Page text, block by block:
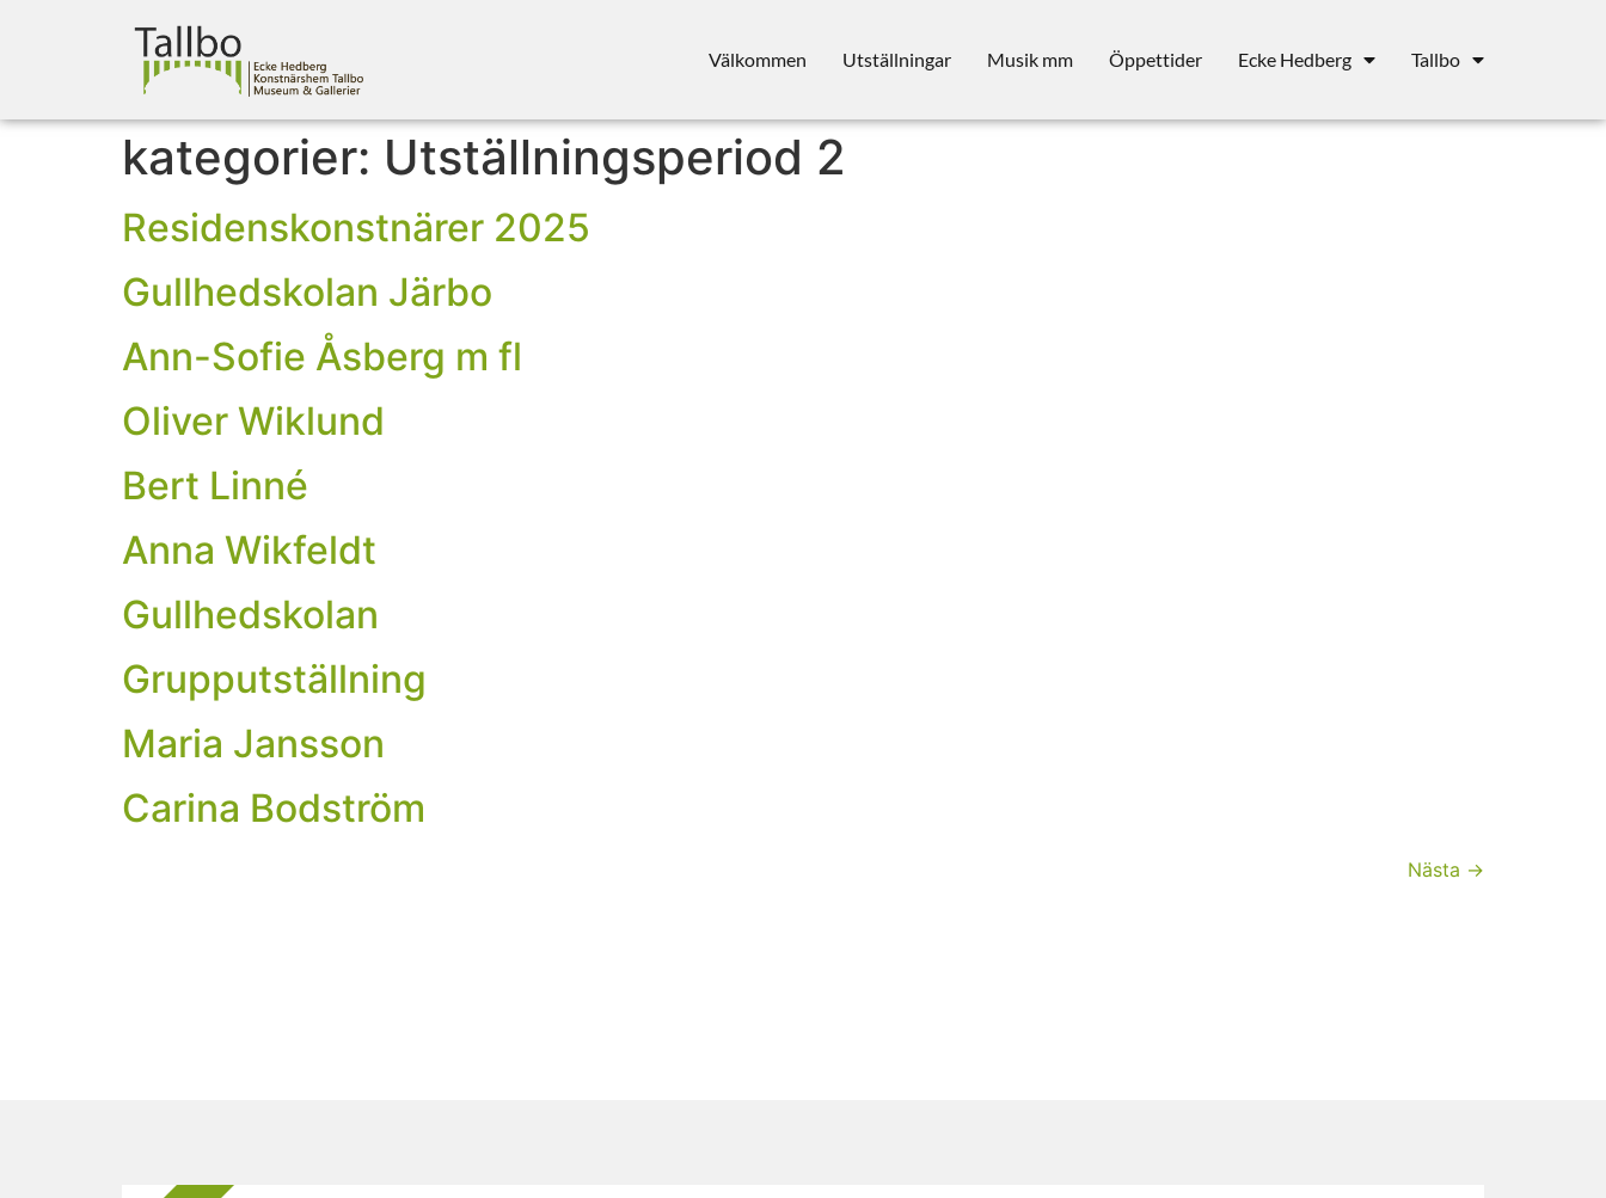
Välkommen Utställningar Musik mm Öppettider Ecke Hedberg Tallbo
kategorier: Utställningsperiod 2
Residenskonstnärer 2025
Gullhedskolan Järbo
Ann-Sofie Åsberg m fl
Oliver Wiklund
Bert Linné
Anna Wikfeldt
Gullhedskolan
Grupputställning
Maria Jansson
Carina Bodström
Nästa →